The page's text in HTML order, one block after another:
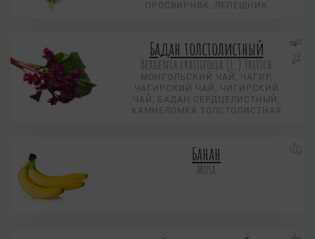
ПРОСВИРНЯК, ЛЕПЕШНИК
Бадан толстолистный
Bergenia crassifolia (L.) Fritsch
МОНГОЛЬСКИЙ ЧАЙ, ЧАГИР,
ЧАГИРСКИЙ ЧАЙ, ЧИГИРСКИЙ
ЧАЙ, БАДАН СЕРДЦЕЛИСТНЫЙ,
КАМНЕЛОМКА ТОЛСТОЛИСТНАЯ
Банан
Musa